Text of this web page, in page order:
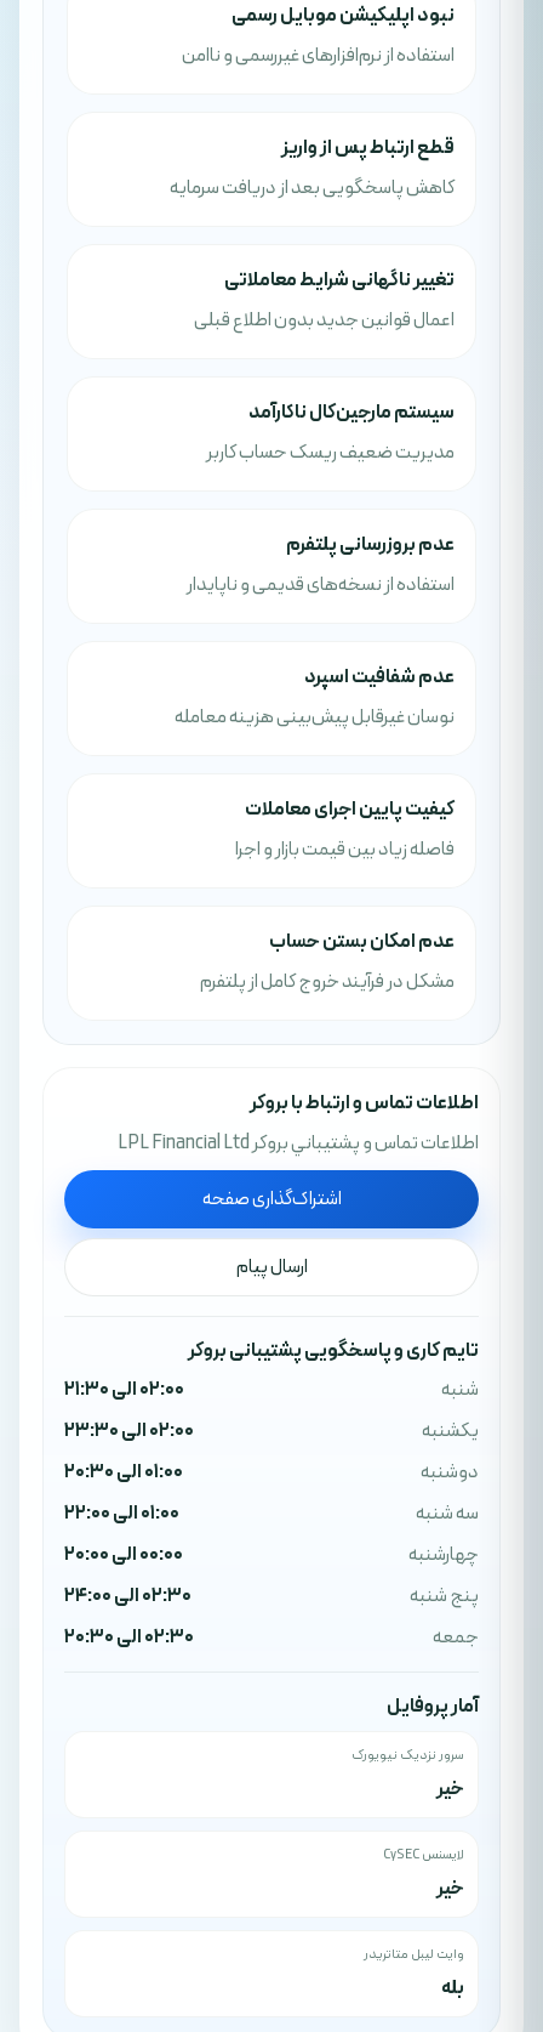
نبود اپلیکیشن موبایل رسمی
استفاده از نرم‌افزارهای غیررسمی و ناامن
قطع ارتباط پس از واریز
کاهش پاسخگویی بعد از دریافت سرمایه
تغییر ناگهانی شرایط معاملاتی
اعمال قوانین جدید بدون اطلاع قبلی
سیستم مارجین‌کال ناکارآمد
مدیریت ضعیف ریسک حساب کاربر
عدم بروزرسانی پلتفرم
استفاده از نسخه‌های قدیمی و ناپایدار
عدم شفافیت اسپرد
نوسان غیرقابل پیش‌بینی هزینه معامله
کیفیت پایین اجرای معاملات
فاصله زیاد بین قیمت بازار و اجرا
عدم امکان بستن حساب
مشکل در فرآیند خروج کامل از پلتفرم
اطلاعات تماس و ارتباط با بروکر
اطلاعات تماس و پشتيباني بروکر LPL Financial Ltd
اشتراک‌گذاری صفحه
ارسال پیام
تایم کاری و پاسخگویی پشتیبانی بروکر
شنبه
02:00 الی 21:30
یکشنبه
02:00 الی 23:30
دوشنبه
01:00 الی 20:30
سه شنبه
01:00 الی 22:00
چهارشنبه
00:00 الی 20:00
پنج شنبه
02:30 الی 24:00
جمعه
02:30 الی 20:30
آمار پروفایل
سرور نزدیک نیویورک
خیر
لایسنس CySEC
خیر
وایت لیبل متاتریدر
بله